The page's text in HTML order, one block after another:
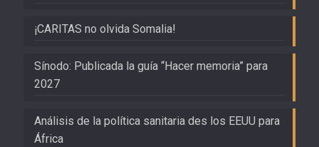
¡CARITAS no olvida Somalia!
Sínodo: Publicada la guía “Hacer memoria” para
2027
Análisis de la política sanitaria des los EEUU para
África